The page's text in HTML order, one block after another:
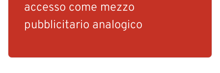
accesso come mezzo
pubblicitario analogico